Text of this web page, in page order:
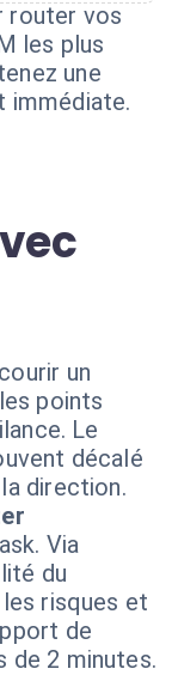
router vos
les plus
une
immédiate.
un
points
Le
décalé
direction.
Via
du
risques et
de
de 2 minutes.